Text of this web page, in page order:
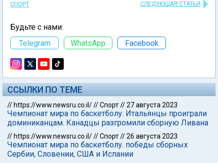
СПОРТ СЛЕДУЮЩАЯ СТАТЬЯ
Будьте с нами:
Telegram
WhatsApp Facebook
ССЫЛКИ ПО ТЕМЕ
// https://www.newsru.co.il///Спорт//27 августа 2023
Чемпионат мира по баскетболу. Итальянцы проиграли
доминиканцам. Канадцы разгромили сборную Ливана
// https://www.newsru.co.il///Спорт//26 августа 2023
Чемпионат мира по баскетболу. победы сборных
Сербии, Словении, США и Испании